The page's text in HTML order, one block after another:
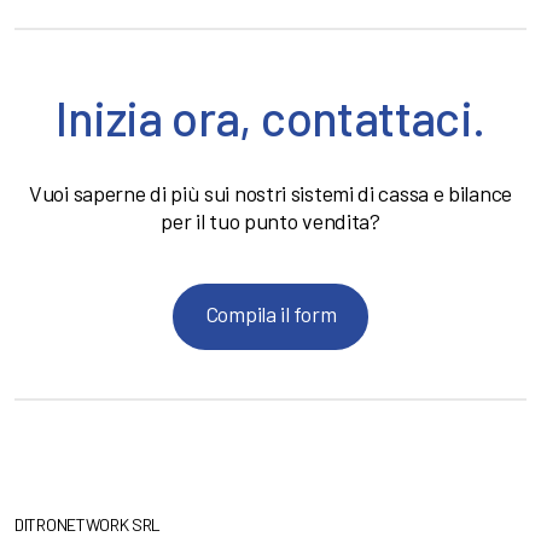
Inizia ora, contattaci.
Vuoi saperne di più sui nostri sistemi di cassa e bilance
per il tuo punto vendita?
Compila il form
DITRONETWORK SRL